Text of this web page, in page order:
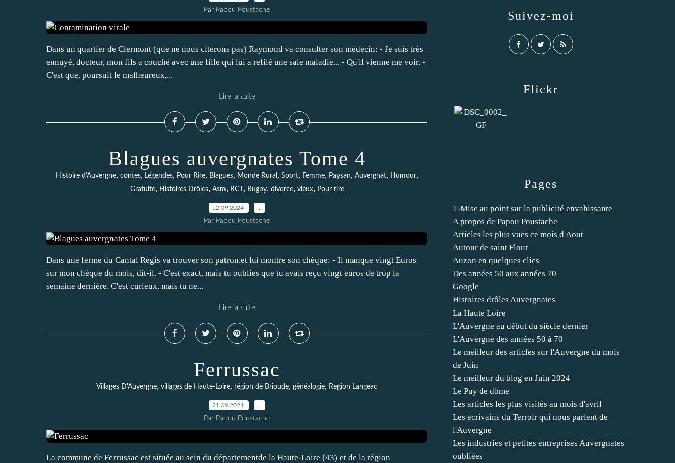
Par Papou Poustache
Dans un quartier de Clermont (que ne nous citerons pas) Raymond va consulter son médecin: - Je suis très
ennuyé, docteur, mon fils a couché avec une fille qui lui a refilé une sale maladie... - Qu'il vienne me voir. -
C'est que, poursuit le malheureux,...
Lire la suite
Blagues auvergnates Tome 4
Histoire d'Auvergne, contes, Légendes, Pour Rire, Blagues, Monde Rural , Sport, Femme, Paysan, Auvergnat, Humour,
Gratuite, Histoires Drôles, Asm, RCT , Rugby, divorce, vieux, Pour rire
22.09.2024
Par Papou Poustache
Dans une ferme du Cantal Régis va trouver son patron.et lui montre son chèque: - Il manque vingt Euros
sur mon chèque du mois, dit-il. - C'est exact, mais tu oublies que tu avais reçu vingt euros de trop la
semaine dernière. C'est curieux, mais tu ne...
Lire la suite
Ferrussac
Villages D'Auvergne, villages de Haute-Loire, région de Brioude, généalogie, Region Langeac
21.09.2024
Par Papou Poustache
La commune de Ferrussac est située au sein du départementde la Haute-Loire (43) et de la région
Pages
1-Mise au point sur la publicité envahissante
A propos de Papou Poustache
Articles les plus vues ce mois d'Aout
Autour de saint Flour
Auzon en quelques clics
Des années 50 aux années 70
Google
Histoires drôles Auvergnates
La Haute Loire
L'Auvergne au début du siècle dernier
L'Auvergne des années 50 à 70
Le meilleur des articles sur l'Auvergne du mois
de Juin
Le meilleur du blog en Juin 2024
Le Puy de dôme
Les articles les plus visités au mois d'avril
Les ecrivains du Terroir qui nous parlent de
l'Auvergne
Les industries et petites entreprises Auvergnates
oublièes
Suivez-moi
Flickr